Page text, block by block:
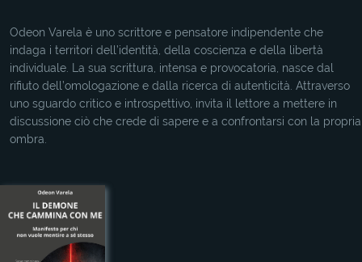
Odeon Varela è uno scrittore e pensatore indipendente che
indaga i territori dell’identità, della coscienza e della libertà
individuale. La sua scrittura, intensa e provocatoria, nasce dal
rifiuto dell’omologazione e dalla ricerca di autenticità. Attraverso
uno sguardo critico e introspettivo, invita il lettore a mettere in
discussione ciò che crede di sapere e a confrontarsi con la propria
ombra.